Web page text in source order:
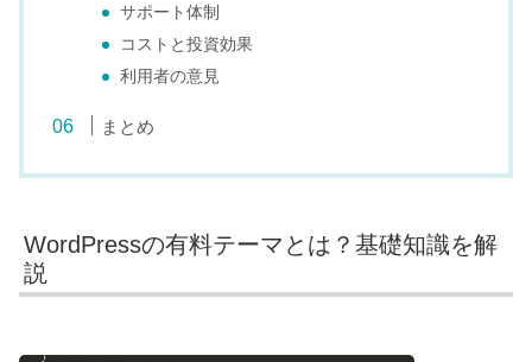
サポート体制
コストと投資効果
利用者の意見
まとめ
WordPressの有料テーマとは？基礎知識を解
説